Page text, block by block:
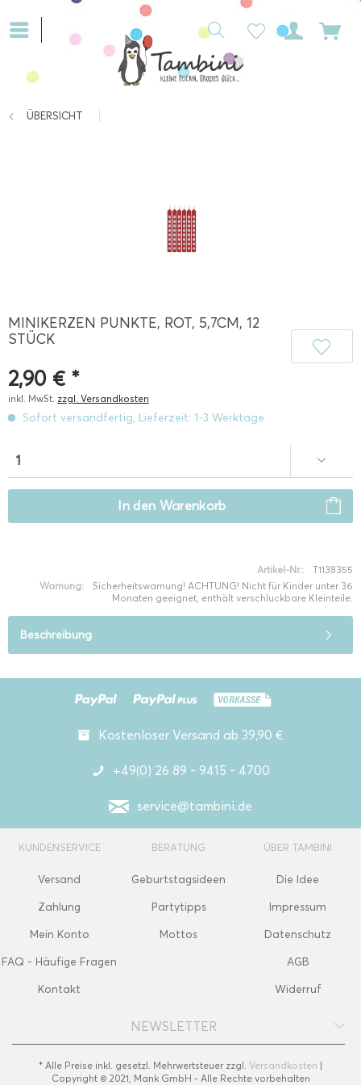
ÜBERSICHT
MINIKERZEN PUNKTE, ROT, 5,7CM, 12
STÜCK
2,90 € *
inkl. MwSt. zzgl. Versandkosten
Sofort versandfertig, Lieferzeit: 1-3 Werktage
In den Warenkorb
Artikel-Nr.:
T1138355
Warnung:
Sicherheitswarnung! ACHTUNG! Nicht für Kinder unter 36
Monaten geeignet, enthält verschluckbare Kleinteile.
Beschreibung
Kostenloser Versand ab 39,90 €
+49(0) 26 89 - 9415 - 4700
service@tambini.de
KUNDENSERVICE
Versand
Zahlung
Mein Konto
FAQ - Häufige Fragen
Kontakt
BERATUNG
Geburtstagsideen
Partytipps
Mottos
ÜBER TAMBINI
Die Idee
Impressum
Datenschutz
AGB
Widerruf
NEWSLETTER
* Alle Preise inkl. gesetzl. Mehrwertsteuer zzgl. Versandkosten |
Copyright © 2021, Mank GmbH - Alle Rechte vorbehalten